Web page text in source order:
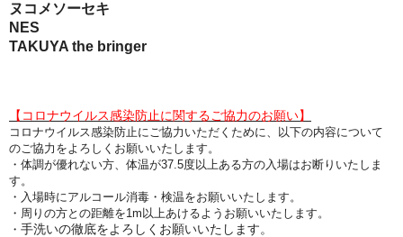
ヌコメソーセキ
NES
TAKUYA the bringer
【コロナウイルス感染防止に関するご協力のお願い】
コロナウイルス感染防止にご協力いただくために、以下の内容について
のご協力をよろしくお願いいたします。
・体調が優れない方、体温が37.5度以上ある方の入場はお断りいたしま
す。
・入場時にアルコール消毒・検温をお願いいたします。
・周りの方との距離を1m以上あけるようお願いいたします。
・ 手洗いの徹底をよろしくお願いいたします。